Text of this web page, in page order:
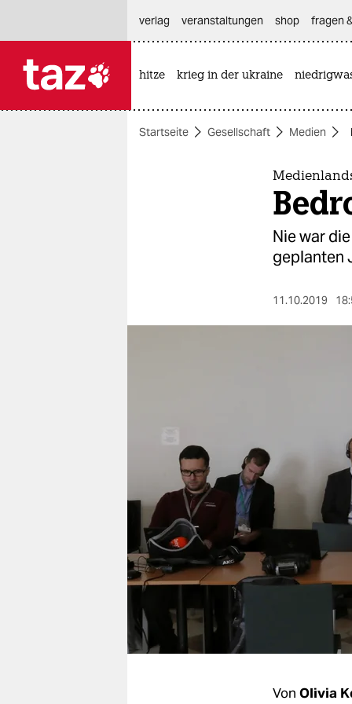
themen
verlag
verlag
veranstaltungen
shop
fragen & hilfe
unterstützen
abo
verlag
veranstaltungen shop fragen
hitze krieg in der ukraine
Startseite Gesellschaft Medien
Nie war
geplanten
11.10.2019
Von Olivia